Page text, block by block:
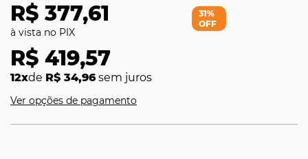
R$ 377,61
R$ 419,57
12xde R$ 34,96 sem juros
31%
OFF
Ver opções de pagamento